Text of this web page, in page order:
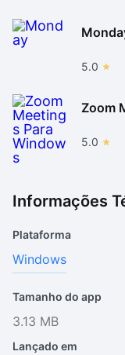
5.0
Zoom
5.0
Informações
Plataforma
Windows
Tamanho do app
3.13 MB
Lançado em